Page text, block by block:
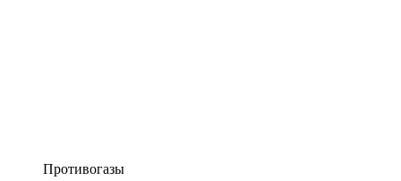
Противогазы